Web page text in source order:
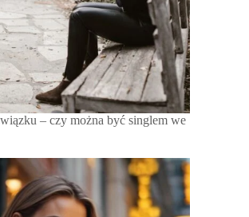
– czy można być singlem we